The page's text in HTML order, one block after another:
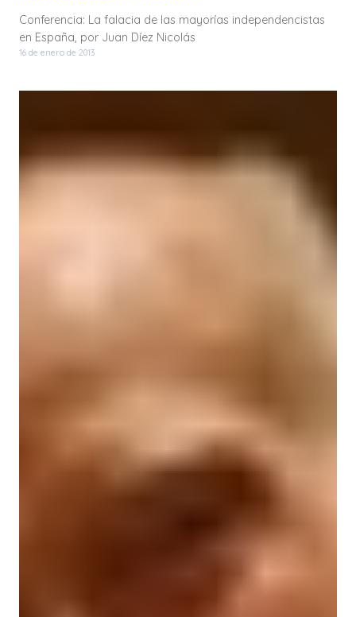
Conferencia: La falacia de las mayorías independencistas
en España, por Juan Díez Nicolás
16 de enero de 2013